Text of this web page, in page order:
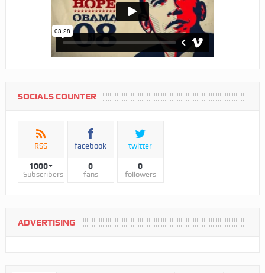
SOCIALS COUNTER
RSS
1000+
Subscribers
facebook
0
fans
twitter
0
followers
ADVERTISING